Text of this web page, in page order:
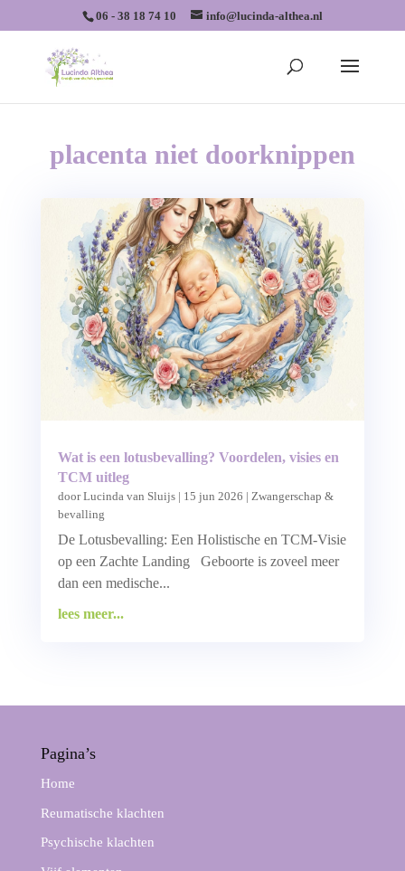
06 - 38 18 74 10 info@lucinda-althea.nl
placenta niet doorknippen
Wat is een lotusbevalling? Voordelen, visies en
TCM uitleg
doorLucinda van Sluijs| 15 jun 2026 | Zwangerschap &
bevalling
De Lotusbevalling: Een Holistische en TCM-Visie
op een Zachte Landing Geboorte is zoveel meer
dan een medische...
lees meer...
Pagina’s
Home
Reumatische klachten
Psychische klachten